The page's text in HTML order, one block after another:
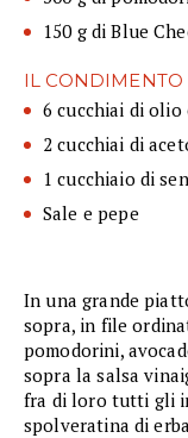
150 g di Blue
IL CONDIMENTO
6 cucchiai di olio
2 cucchiai di
1 cucchiaio di
Sale e pepe
In una grande
sopra, in file
pomodorini,
sopra la salsa
fra di loro tutti gli
spolveratina di